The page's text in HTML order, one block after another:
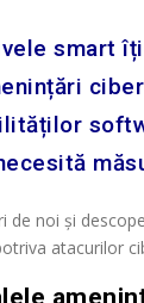
smart
de noi și
atacurilor